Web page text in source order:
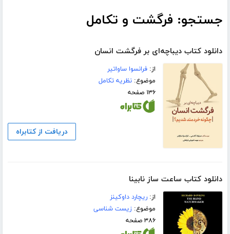
جستجو: فرگشت و تکامل
دانلود کتاب دیباچه‌ای بر فرگشت انسان
از:فرانسوا ساواتیر
موضوع:نظریه تکامل
۱۳۶ صفحه
دریافت از کتابراه
دانلود کتاب ساعت ساز نابینا
از:ریچارد داوکینز
موضوع:زیست شناسی
۳۸۶ صفحه